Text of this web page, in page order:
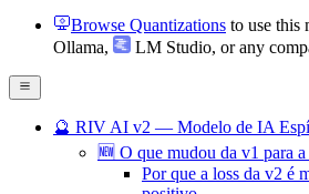
Browse Quantizations to use this
Ollama, LM Studio, or any
🔮 RIV AI v2 — Modelo de IA
🆕 O que mudou da v1 para
Por que a loss da v2 é